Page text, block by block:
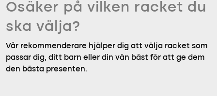
Osäker på vilken racket du
ska välja?
Vår rekommenderare hjälper dig att välja racket som
passar dig, ditt barn eller din vän bäst för att ge dem
den bästa presenten.